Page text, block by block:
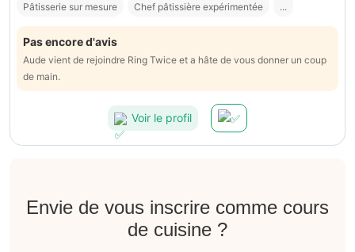
Pâtisserie sur mesure Chef pâtissière expérimentée ...
Pas encore d'avis
Aude vient de rejoindre Ring Twice et a hâte de vous donner un coup
de main.
Voir le profil
Envie de vous inscrire comme cours
de cuisine ?